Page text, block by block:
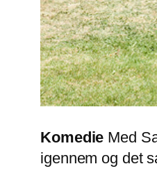
Komedie Med
igennem og det